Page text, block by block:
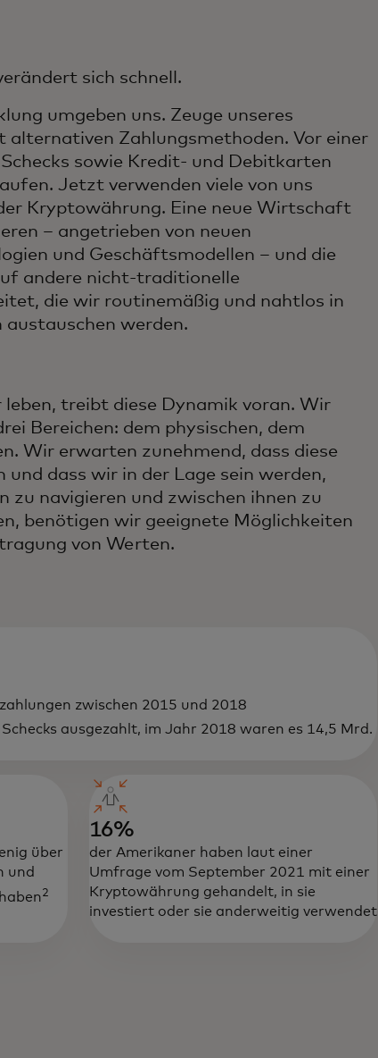
sich schnell.
umgeben uns. Zeuge unseres
Zahlungsmethoden. Vor einer
sowie Kredit- und Debitkarten
Jetzt verwenden viele von uns
Kryptowährung. Eine neue Wirtschaft
– angetrieben von neuen
und Geschäftsmodellen – und die
andere nicht-traditionelle
die wir routinemäßig und nahtlos in
werden.
leben, treibt diese Dynamik voran. Wir
Bereichen: dem physischen, dem
Wir erwarten zunehmend, dass diese
und dass wir in der Lage sein werden,
zu navigieren und zwischen ihnen zu
benötigen wir geeignete Möglichkeiten
von Werten.
zwischen 2015 und 2018
ausgezahlt, im Jahr 2018 waren es 14,5 Mrd.
über
und
2
16%
der Amerikaner haben laut einer
Umfrage vom September 2021 mit einer
Kryptowährung gehandelt, in sie
investiert oder sie anderweitig verwendet